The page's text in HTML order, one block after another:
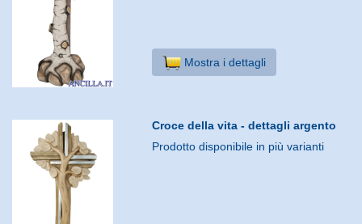
Mostra i dettagli
Croce della vita - dettagli argento
Prodotto disponibile in più varianti